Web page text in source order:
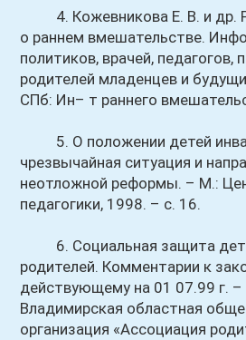
4. Кожевникова Е. В. и др.
о раннем вмешательстве.
политиков, врачей, педагогов,
родителей младенцев и
СПб: Ин– т раннего
5. О положении детей
чрезвычайная ситуация и
неотложной реформы. – М.:
педагогики, 1998. – с. 16.
6. Социальная защита
родителей. Комментарии к
действующему на 01 07.99 г.
Владимирская областная
организация «Ассоциация